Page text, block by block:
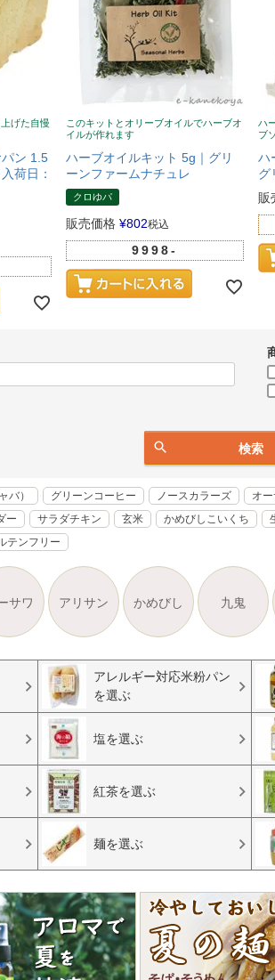
げた自慢
ン 1.5
荷日：
このキットとオリーブオイルでハーブオ
イルが作れます
ハーブオイルキット 5g｜グリ
ーンファームナチュレ
クロゆパ
販売価格 ¥802税込
9998-
ハ
ブ
ハ
グ
販
検索
バ） グリーンコーヒー ノースカラーズ オ
ー サラダチキン 玄米 かめびしこいくち
テンフリー
サワ アリサン かめびし 九鬼
アレルギー対応米粉パン
を選ぶ
塩を選ぶ
紅茶を選ぶ
麺を選ぶ